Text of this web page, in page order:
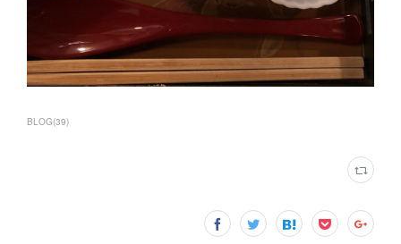
BLOG(39)